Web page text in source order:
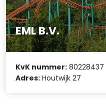
EML B.V.
KvK nummer: 80228437
Adres: Houtwijk 27